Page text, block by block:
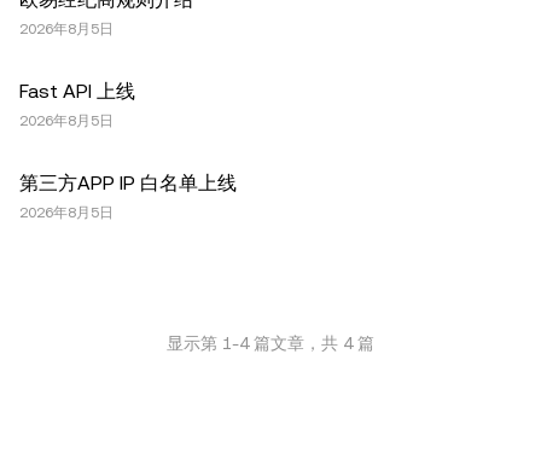
2026年8月5日
Fast API 上线
2026年8月5日
第三方APP IP 白名单上线
2026年8月5日
显示第 1-4篇文章，共 4篇